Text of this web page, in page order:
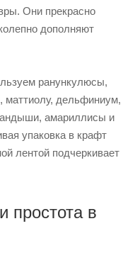
Они прекрасно
дополняют
ранункулюсы,
маттиолу, дельфиниум,
амариллисы и
упаковка в крафт
лентой подчеркивает
простота в